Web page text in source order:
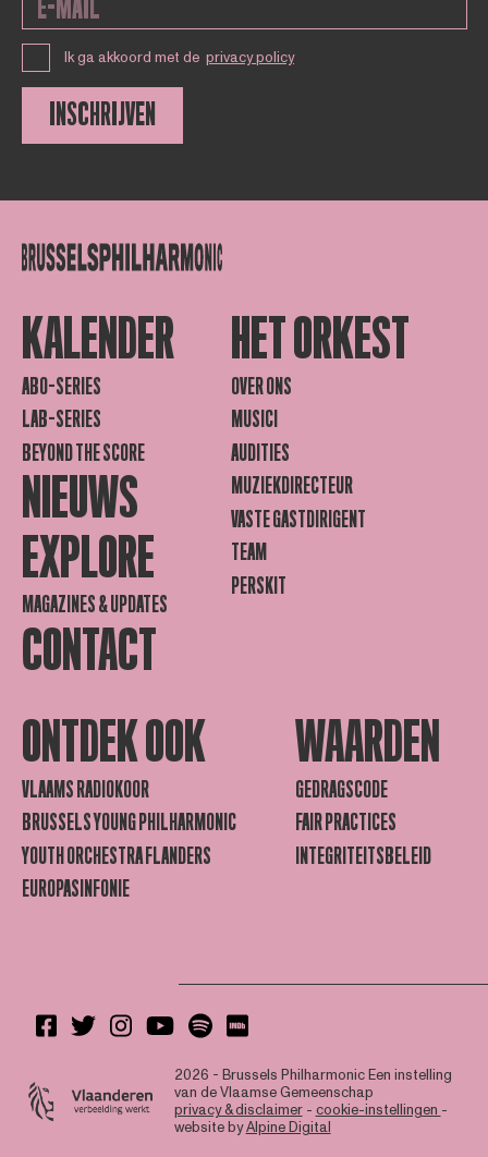
Ik ga akkoord met de privacy policy
INSCHRIJVEN
KALENDER
ABO-SERIES
LAB-SERIES
BEYOND THE SCORE
NIEUWS
EXPLORE
MAGAZINES & UPDATES
CONTACT
HET ORKEST
OVER ONS
MUSICI
AUDITIES
MUZIEKDIRECTEUR
VASTE GASTDIRIGENT
TEAM
PERSKIT
ONTDEK OOK
VLAAMS RADIOKOOR
BRUSSELS YOUNG PHILHARMONIC
YOUTH ORCHESTRA FLANDERS
EUROPASINFONIE
WAARDEN
GEDRAGSCODE
FAIR PRACTICES
INTEGRITEITSBELEID
2026 - Brussels PhilharmonicEen instelling
van de Vlaamse Gemeenschap
privacy & disclaimer- cookie-instellingen -
website byAlpine Digital